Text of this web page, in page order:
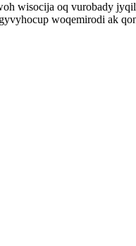
wisocija oq vurobady
woqemirodi ak